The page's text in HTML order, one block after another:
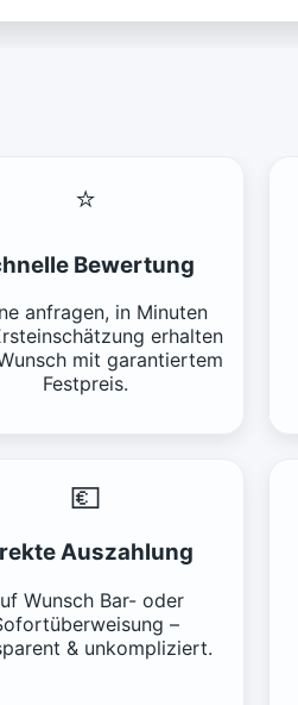
⭐
Bewertung
anfragen, in Minuten
erhalten
mit garantiertem
Festpreis.
💶
Auszahlung
Wunsch Bar- oder
–
& unkompliziert.